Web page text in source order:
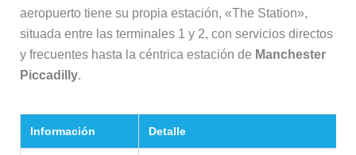
aeropuerto tiene su propia estación, «The Station»,
situada entre las terminales 1 y 2, con servicios directos
y frecuentes hasta la céntrica estación de Manchester
Piccadilly.
Información Detalle